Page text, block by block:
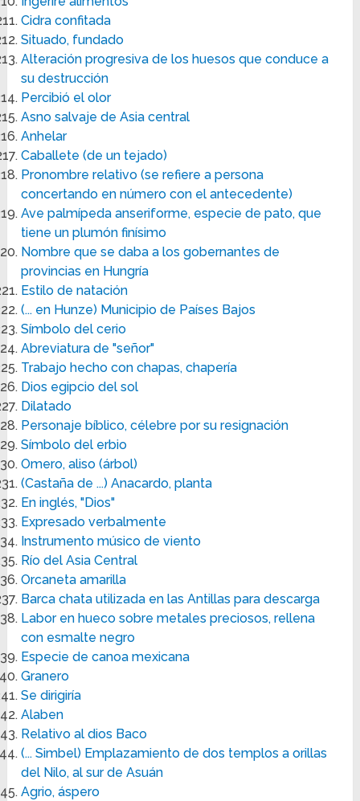
Cidra confitada
Situado, fundado
Alteración progresiva de los huesos que conduce a
su destrucción
Percibió el olor
Asno salvaje de Asia central
Anhelar
Caballete (de un tejado)
Pronombre relativo (se refiere a persona
concertando en número con el antecedente)
Ave palmípeda anseriforme, especie de pato, que
tiene un plumón finísimo
Nombre que se daba a los gobernantes de
provincias en Hungría
Estilo de natación
(... en Hunze) Municipio de Países Bajos
Símbolo del cerio
Abreviatura de "señor"
Trabajo hecho con chapas, chapería
Dios egipcio del sol
Dilatado
Personaje bíblico, célebre por su resignación
Símbolo del erbio
Omero, aliso (árbol)
(Castaña de ...) Anacardo, planta
En inglés, "Dios"
Expresado verbalmente
Instrumento músico de viento
Río del Asia Central
Orcaneta amarilla
Barca chata utilizada en las Antillas para descarga
Labor en hueco sobre metales preciosos, rellena
con esmalte negro
Especie de canoa mexicana
Granero
Se dirigiría
Alaben
Relativo al dios Baco
(... Simbel) Emplazamiento de dos templos a orillas
del Nilo, al sur de Asuán
Agrio, áspero